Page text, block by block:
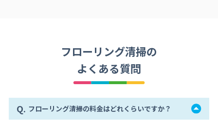
フローリング清掃の
よくある質問
Q. フローリング清掃の料金はどれくらいですか？